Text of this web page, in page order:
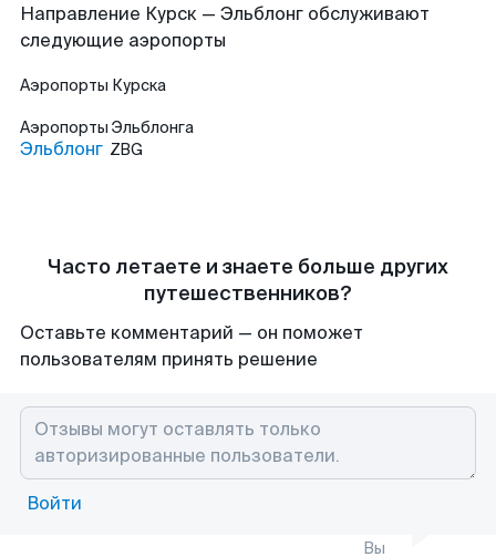
Направление Курск — Эльблонг обслуживают
следующие аэропорты
Аэропорты Курска
Аэропорты Эльблонга
Эльблонг ZBG
Часто летаете и знаете больше других
путешественников?
Оставьте комментарий — он поможет
пользователям принять решение
Войти
Вы